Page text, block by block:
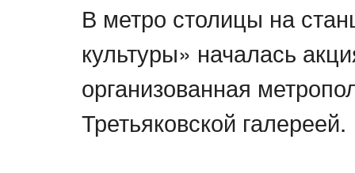
В метро столицы на
культуры» началась
организованная
Третьяковской галереей.